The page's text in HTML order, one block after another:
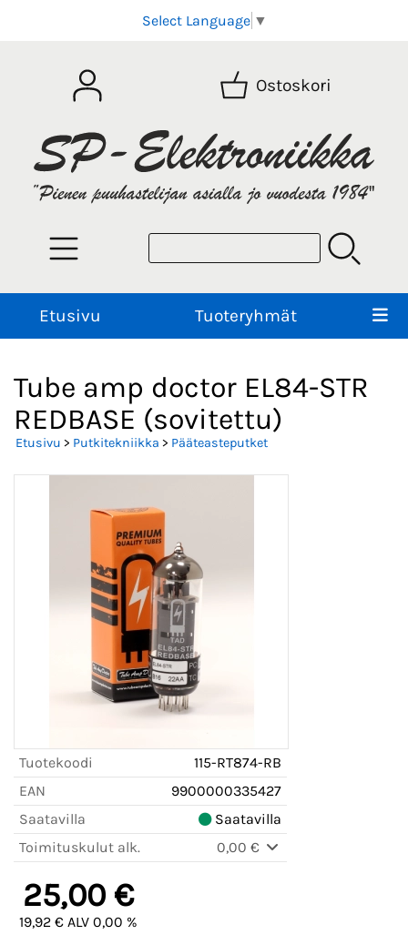
Select Language ▼
Ostoskori
Etusivu Tuoteryhmät
Tube amp doctor EL84-STR
REDBASE (sovitettu)
Etusivu > Putkitekniikka > Pääteasteputket
Tuotekoodi
115-RT874-RB
EAN
9900000335427
Saatavilla
Saatavilla
Toimituskulut alk.
0,00 €
25,00 €
19,92 € ALV 0,00 %